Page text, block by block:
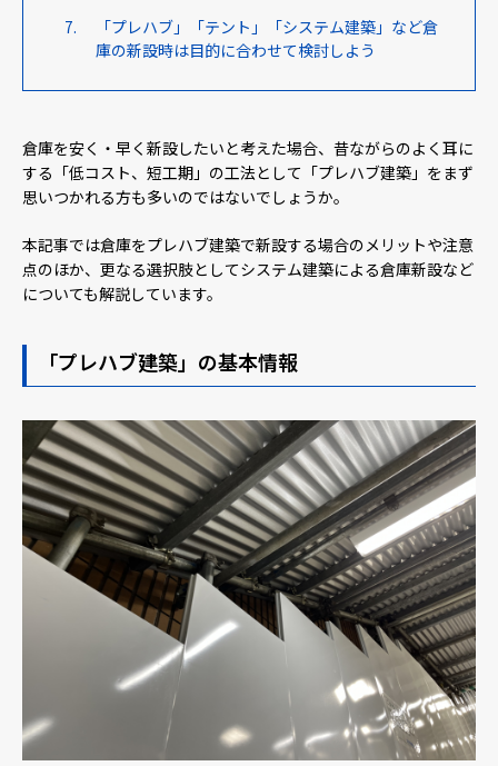
「プレハブ」「テント」「システム建築」など倉
庫の新設時は目的に合わせて検討しよう
倉庫を安く・早く新設したいと考えた場合、昔ながらのよく耳に
する「低コスト、短工期」の工法として「プレハブ建築」をまず
思いつかれる方も多いのではないでしょうか。
本記事では倉庫をプレハブ建築で新設する場合のメリットや注意
点のほか、更なる選択肢としてシステム建築による倉庫新設など
についても解説しています。
「プレハブ建築」の基本情報